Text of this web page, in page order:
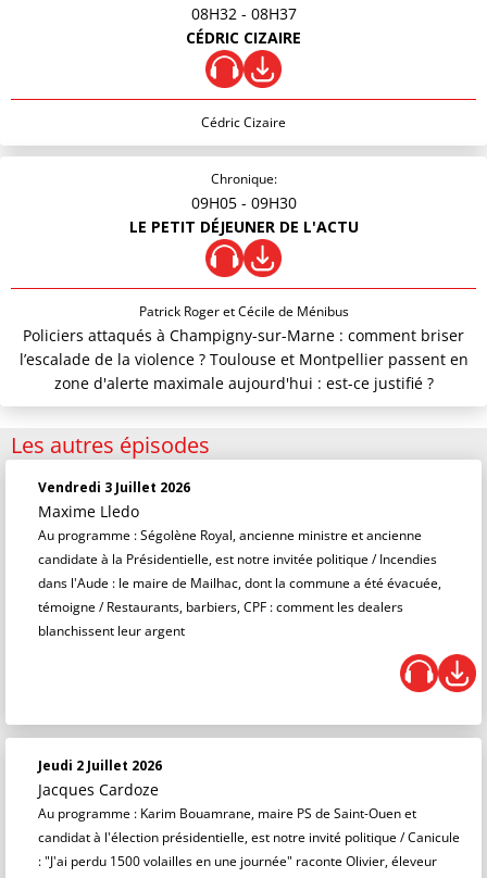
08H32 - 08H37
CÉDRIC CIZAIRE
Cédric Cizaire
Chronique:
09H05 - 09H30
LE PETIT DÉJEUNER DE L'ACTU
Patrick Roger et Cécile de Ménibus
Policiers attaqués à Champigny-sur-Marne : comment briser
l’escalade de la violence ? Toulouse et Montpellier passent en
zone d'alerte maximale aujourd'hui : est-ce justifié ?
Les autres épisodes
Vendredi 3 Juillet 2026
Maxime Lledo
Au programme : Ségolène Royal, ancienne ministre et ancienne
candidate à la Présidentielle, est notre invitée politique / Incendies
dans l'Aude : le maire de Mailhac, dont la commune a été évacuée,
témoigne / Restaurants, barbiers, CPF : comment les dealers
blanchissent leur argent
Jeudi 2 Juillet 2026
Jacques Cardoze
Au programme : Karim Bouamrane, maire PS de Saint-Ouen et
candidat à l'élection présidentielle, est notre invité politique / Canicule
: "J'ai perdu 1500 volailles en une journée" raconte Olivier, éleveur